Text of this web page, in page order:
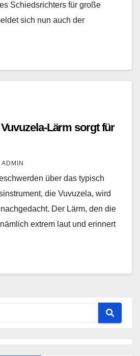
Schiedsrichters für große
sich nun auch der
Lärm sorgt für
ADMIN
über das typisch
die Vuvuzela, wird
Der Lärm, den die
extrem laut und erinnert